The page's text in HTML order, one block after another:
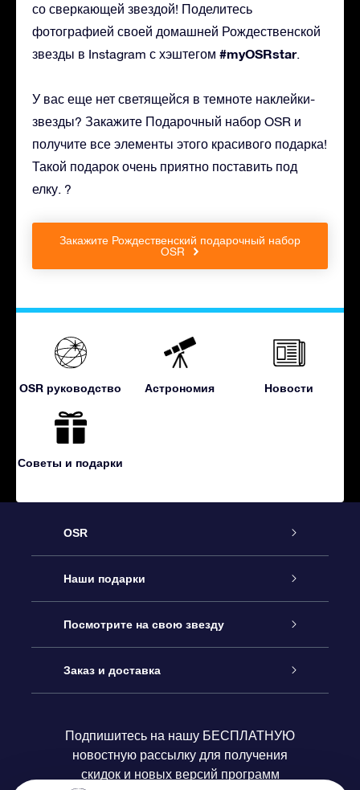
со сверкающей звездой! Поделитесь
фотографией своей домашней Рождественской
звезды в Instagram с хэштегом #myOSRstar.
У вас еще нет светящейся в темноте наклейки-
звезды? Закажите Подарочный набор OSR и
получите все элементы этого красивого подарка!
Такой подарок очень приятно поставить под
елку. ?
Закажите Рождественский подарочный набор
OSR
OSR руководство Астрономия Новости
Советы и подарки
OSR
Обслуживание
Как с нами связаться
Блог
Отзывы
Наши подарки
Онлайн подарок Online Star Gift
Подарочный набор OSR
Подарочная карта OSR
Посмотрите на свою звезду
Звездный реестр
Персонализированная страница Star Page
Заказ и доставка
Платежная информация
Подпишитесь на нашу БЕСПЛАТНУЮ
новостную рассылку для получения
скидок и новых версий программ